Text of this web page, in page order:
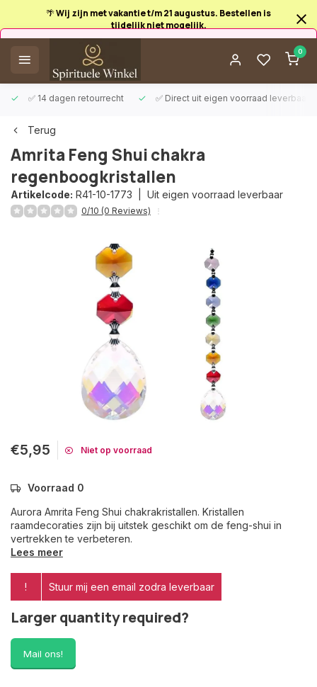
🌴 Wij zijn met vakantie t/m 21 augustus. Bestellen is
tijdelijk niet mogelijk.
0
✅ 14 dagen retourrecht ✅ Direct uit eigen voorraad leverbaar
Afrekenen is uitgeschakeld.
Terug
Amrita Feng Shui chakra
regenboogkristallen
Artikelcode: R41-10-1773 | Uit eigen voorraad leverbaar
0/10 (0 Reviews)
€5,95 Niet op voorraad
Voorraad 0
Aurora Amrita Feng Shui chakrakristallen. Kristallen
raamdecoraties zijn bij uitstek geschikt om de feng-shui in
vertrekken te verbeteren.
Lees meer
! Stuur mij een email zodra leverbaar
Larger quantity required?
Mail ons!